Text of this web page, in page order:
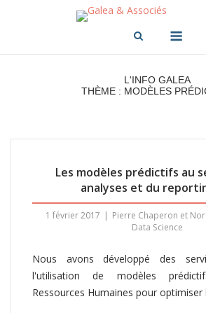
L'INFO GALEA
THÈME : MODÈLES
Les modèles prédictifs au
analyses et du
1 février 2017
Pierre Chaperon et
Data Science
Nous avons développé des
l'utilisation de modèles
Ressources Humaines pour optimiser